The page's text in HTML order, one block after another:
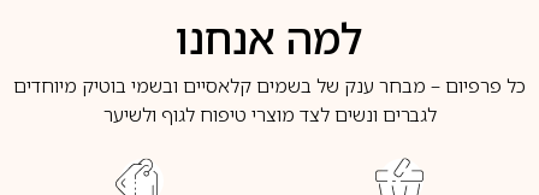
למה אנחנו
כל פרפיום – מבחר ענק של בשמים קלאסיים ובשמי בוטיק מיוחדים
לגברים ונשים לצד מוצרי טיפוח לגוף ולשיער